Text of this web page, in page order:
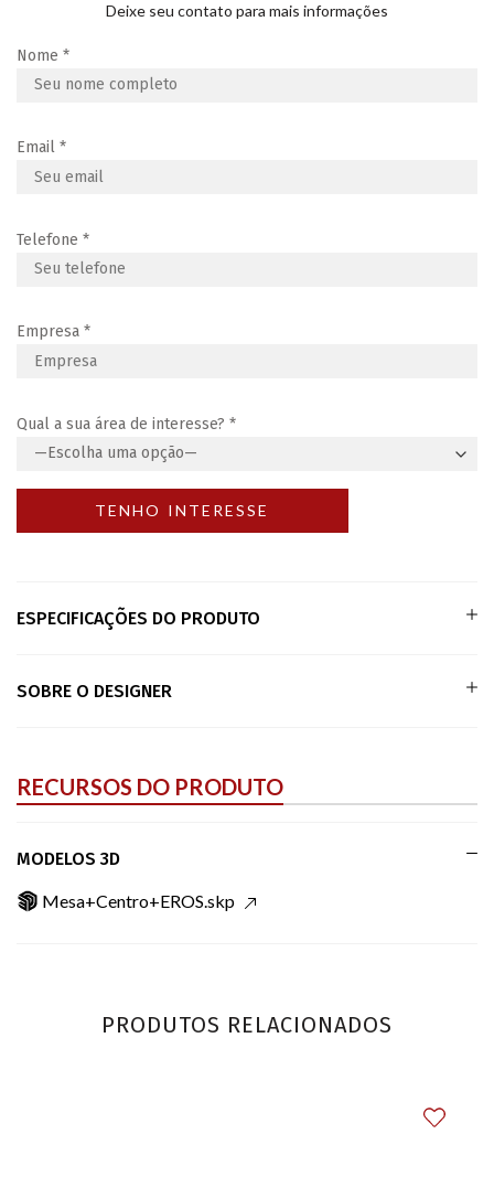
Deixe seu contato para mais informações
Nome *
Email *
Telefone *
Empresa *
Qual a sua área de interesse? *
ESPECIFICAÇÕES DO PRODUTO
SOBRE O DESIGNER
RECURSOS DO PRODUTO
MODELOS 3D
Mesa+Centro+EROS.skp
PRODUTOS RELACIONADOS